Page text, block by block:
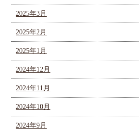
2025年3月
2025年2月
2025年1月
2024年12月
2024年11月
2024年10月
2024年9月